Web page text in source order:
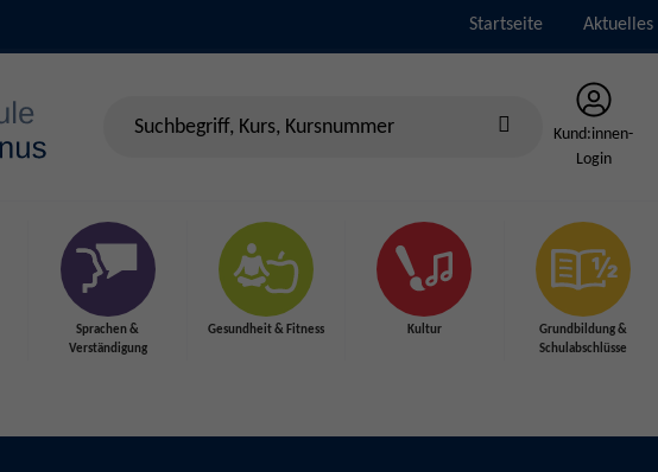
Startseite Aktuelles
Kund:innen-
Login
Sprachen &
Verständigung
Gesundheit & Fitness Kultur
Grundbildung &
Schulabschlüsse